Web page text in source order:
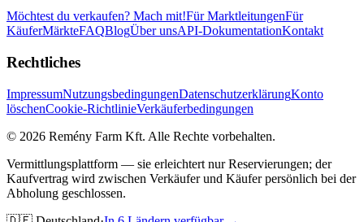
Möchtest du verkaufen? Mach mit!Für MarktleitungenFür
KäuferMärkteFAQBlogÜber unsAPI-DokumentationKontakt
Rechtliches
ImpressumNutzungsbedingungenDatenschutzerklärungKonto
löschenCookie-RichtlinieVerkäuferbedingungen
© 2026 Remény Farm Kft. Alle Rechte vorbehalten.
Vermittlungsplattform — sie erleichtert nur Reservierungen; der
Kaufvertrag wird zwischen Verkäufer und Käufer persönlich bei der
Abholung geschlossen.